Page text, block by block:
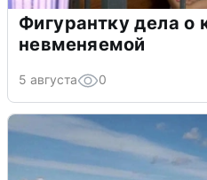
Фигурантку дела о
невменяемой
5 августа 0